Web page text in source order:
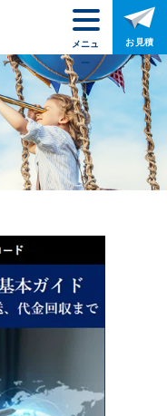
メニュ
ー
お見積